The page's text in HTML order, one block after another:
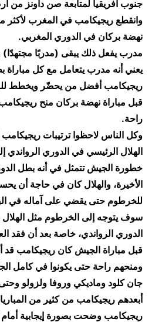
جنوب أفريقيا لمتابعة صن داونز من
وانقطع ريجيكامب في المغرب لأكثر
نهضة بركان في الدوري المغربي.
مدرب يفعل ذلك يبقى (مدربًا مجتهدًا)
يعني أنه مدرب يتعامل مع كل مباراة
ريجيكامب أفضل من يحضّر ويخطط
قبل مباراة نهضة بركان منح
راحة.
وكل الناس لاحظوا ترتيبات
الهلال الرئيسي في الدوري الرواندي
خطورة الجيش تتمثل في أنه بطل
الأخيرة، والهلال كان في حاجة أن
للخرطوم حتى يقضي على آماله في
سوف يتوجه إلى الخرطوم مثل الهلال
الدوري الرواندي، خاصة بعد أن فقد
قبل مباراة الجيش كان ريجيكامب قد
ومنحهم راحة حتى يكونوا في كامل
جان كلود وماديكي وروفا ولزولو
أبعدهم ريجيكامب من كثير من
ريجيكامب وضحت بصورة إيجابية أمام